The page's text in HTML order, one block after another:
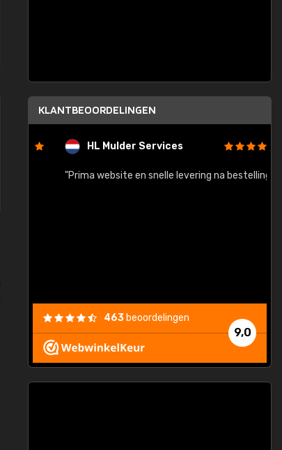
KLANTBEOORDELINGEN
HL Mulder Services
"Prima website en snelle levering na bestelling"
9,0
463 beoordelingen